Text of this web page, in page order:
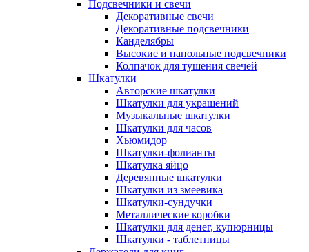
Подсвечники и свечи
Декоративные свечи
Декоративные подсвечники
Канделябры
Высокие и напольные подсвечники
Колпачок для тушения свечей
Шкатулки
Авторские шкатулки
Шкатулки для украшений
Музыкальные шкатулки
Шкатулки для часов
Хьюмидор
Шкатулки-фолианты
Шкатулка яйцо
Деревянные шкатулки
Шкатулки из змеевика
Шкатулки-сундучки
Металлические коробки
Шкатулки для денег, купюрницы
Шкатулки - таблетницы